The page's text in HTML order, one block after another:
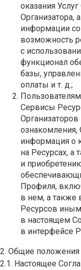
оказания
Организатора,
информации
возможность
с
функционал
базы,
оплаты и т. д.;
Сервисы
ознакомления,
информация о
на Ресурсах, а
и
Профиля,
в нем, а также
Ресурсов
в настоящем
в интерфейсе
2. Общие положения
2.1. Настоящее